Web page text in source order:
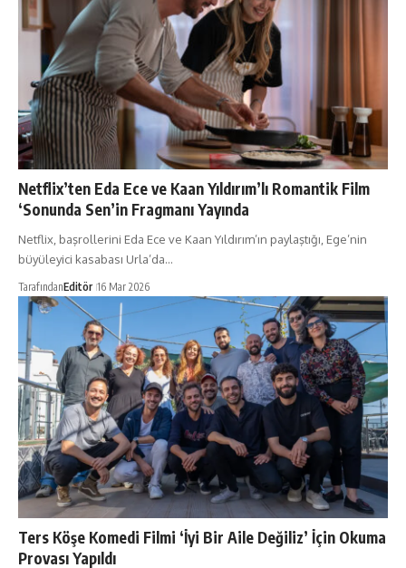
Netflix’ten Eda Ece ve Kaan Yıldırım’lı Romantik Film
‘Sonunda Sen’in Fragmanı Yayında
Netflix, başrollerini Eda Ece ve Kaan Yıldırım’ın paylaştığı, Ege’nin
büyüleyici kasabası Urla’da…
TarafındanEditör 16 Mar 2026
Ters Köşe Komedi Filmi ‘İyi Bir Aile Değiliz’ İçin Okuma
Provası Yapıldı